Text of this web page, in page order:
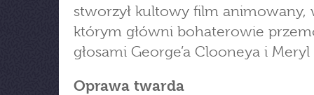
stworzył kultowy film animowany,
którym główni bohaterowie
głosami George’a Clooneya i
Oprawa twarda